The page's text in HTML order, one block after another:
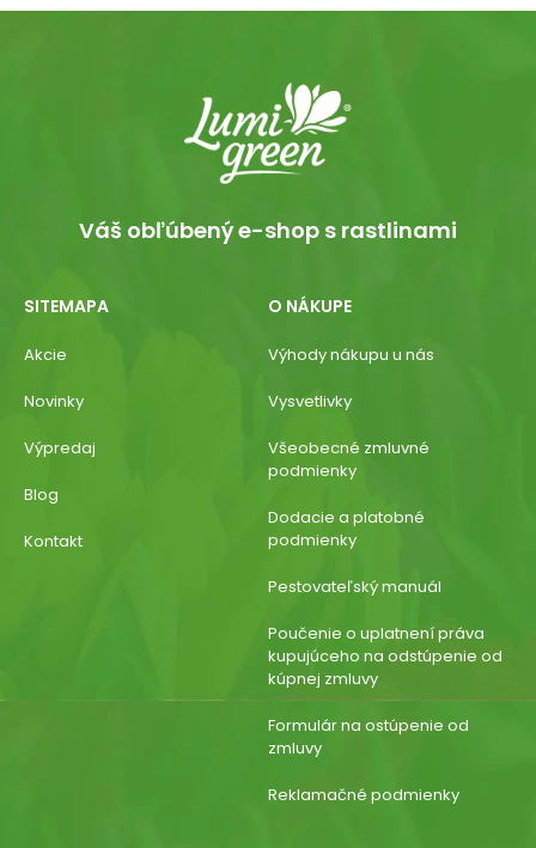
Váš obľúbený e-shop s rastlinami
SITEMAPA
Akcie
Novinky
Výpredaj
Blog
Kontakt
O NÁKUPE
Výhody nákupu u nás
Vysvetlivky
Všeobecné zmluvné
podmienky
Dodacie a platobné
podmienky
Pestovateľský manuál
Poučenie o uplatnení práva
kupujúceho na odstúpenie od
kúpnej zmluvy
Formulár na ostúpenie od
zmluvy
Reklamačné podmienky